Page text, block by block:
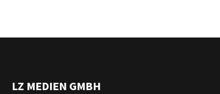
LZ MEDIEN GMBH